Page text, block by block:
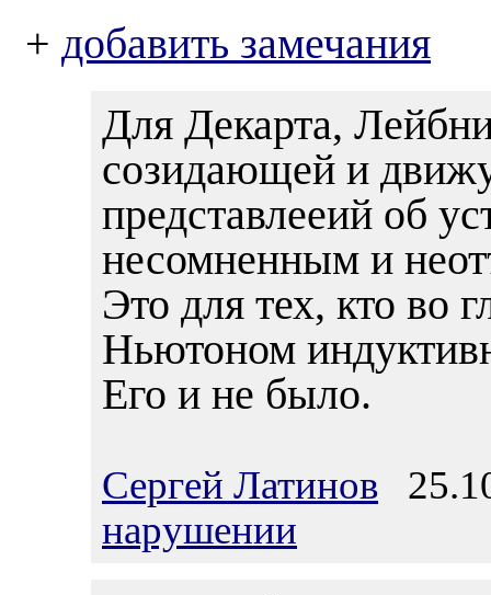
+ добавить замечания
Для Декарта,
созидающей и
представлееий об
несомненным и
Это для тех, кто во
Ньютоном
Его и не было.
Сергей Латинов
нарушении